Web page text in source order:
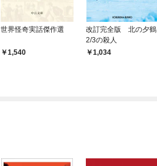
世界怪奇実話傑作選
1,540
改訂完全版 北の夕鶴
2/3の殺人
1,034